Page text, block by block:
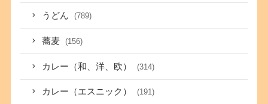
うどん (789)
蕎麦 (156)
カレー（和、洋、欧） (314)
カレー（エスニック） (191)